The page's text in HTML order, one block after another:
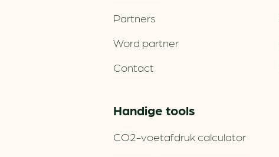
Partners
Word partner
Contact
Handige tools
CO2-voetafdruk calculator